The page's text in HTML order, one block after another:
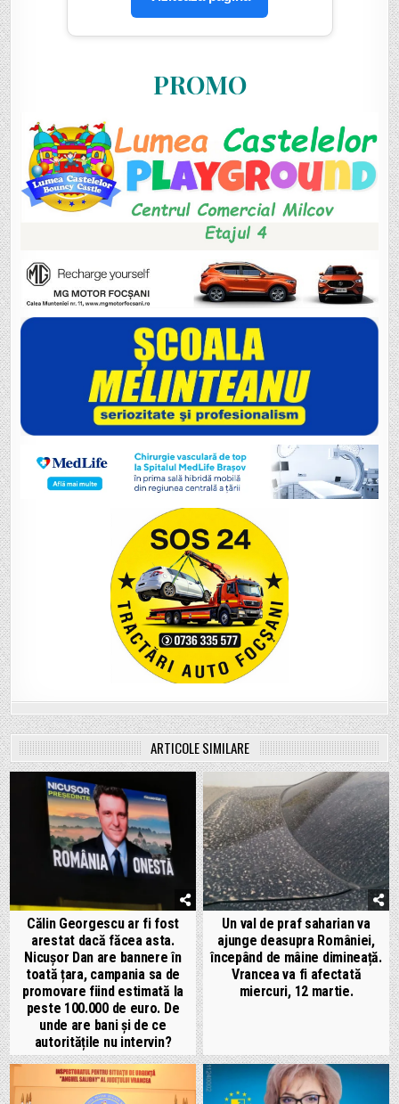
PROMO
ARTICOLE SIMILARE
Călin Georgescu ar fi fost
arestat dacă făcea asta.
Nicușor Dan are bannere în
toată țara, campania sa de
promovare fiind estimată la
peste 100.000 de euro. De
unde are bani și de ce
autoritățile nu intervin?
Un val de praf saharian va
ajunge deasupra României,
începând de mâine dimineață.
Vrancea va fi afectată
miercuri, 12 martie.